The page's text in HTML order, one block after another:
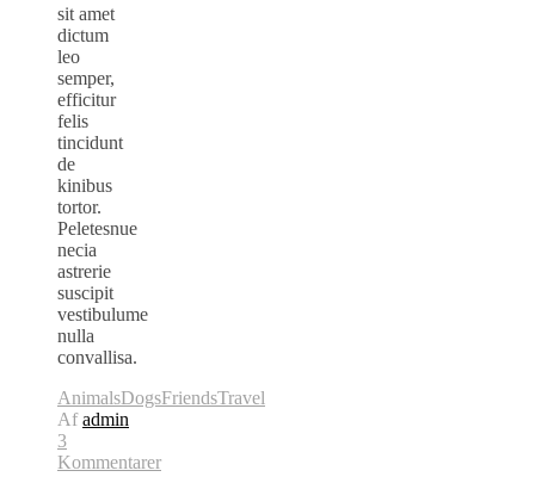
sit amet
dictum
leo
semper,
efficitur
felis
tincidunt
de
kinibus
tortor.
Peletesnue
necia
astrerie
suscipit
vestibulume
nulla
convallisa.
AnimalsDogsFriendsTravel
Afadmin
3
Kommentarer